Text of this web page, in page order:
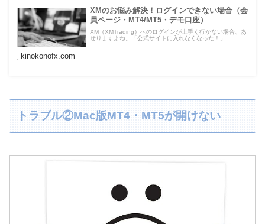
XMのお悩み解決！ログインできない場合（会
員ページ・MT4/MT5・デモ口座）
XM（XMTrading）へのログインが上手く行かない場合、あ
せりますよね。「公式サイトに入れなくなった！」...
kinokonofx.com
トラブル②Mac版MT4・MT5が開けない